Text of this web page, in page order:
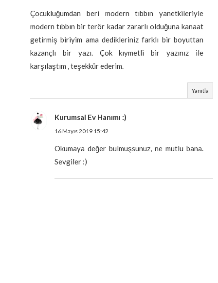
Çocukluğumdan beri modern tıbbın yanetkileriyle
modern tıbbın bir terör kadar zararlı olduğuna kanaat
getirmiş biriyim ama dedikleriniz farklı bir boyuttan
kazançlı bir yazı. Çok kıymetli bir yazınız ile
karşılaştım , teşekkür ederim.
Yanıtla
Kurumsal Ev Hanımı :)
16 Mayıs 2019 15:42
Okumaya değer bulmuşsunuz, ne mutlu bana.
Sevgiler :)